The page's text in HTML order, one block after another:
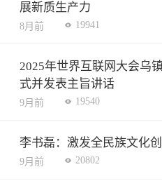
展新质生产力
8月前 19941
2025年世界互联网大会乌
式并发表主旨讲话
9月前 19540
李书磊：激发全民族文化
9月前 20802